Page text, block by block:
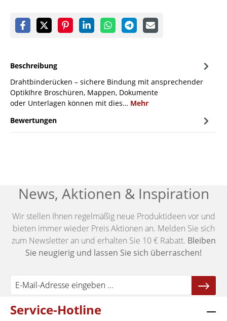
Beschreibung
Drahtbinderücken – sichere Bindung mit ansprechender
OptikIhre Broschüren, Mappen, Dokumente
oder Unterlagen können mit dies… Mehr
Bewertungen
News, Aktionen & Inspiration
Wir stellen Ihnen regelmäßig neue Produktideen vor und
bieten immer wieder Preis Aktionen an. Melden Sie sich
zum Newsletter an und erhalten Sie 10 € Rabatt. Bleiben
Sie neugierig und lassen Sie sich überraschen!
Service-Hotline